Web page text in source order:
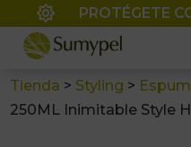
 PROTÉGETE
Tienda > Styling >
250ML Inimitable Style